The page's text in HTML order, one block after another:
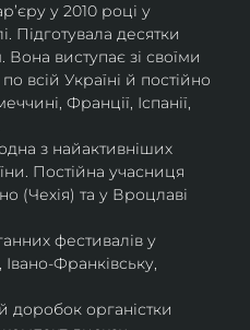
у 2010 році у
Підготувала десятки
виступає зі своїми
всій Україні й постійно
Франції, Іспанії,
з найактивніших
Постійна учасниця
(Чехія) та у Вроцлаві
фестивалів у
Франківську,
доробок органістки